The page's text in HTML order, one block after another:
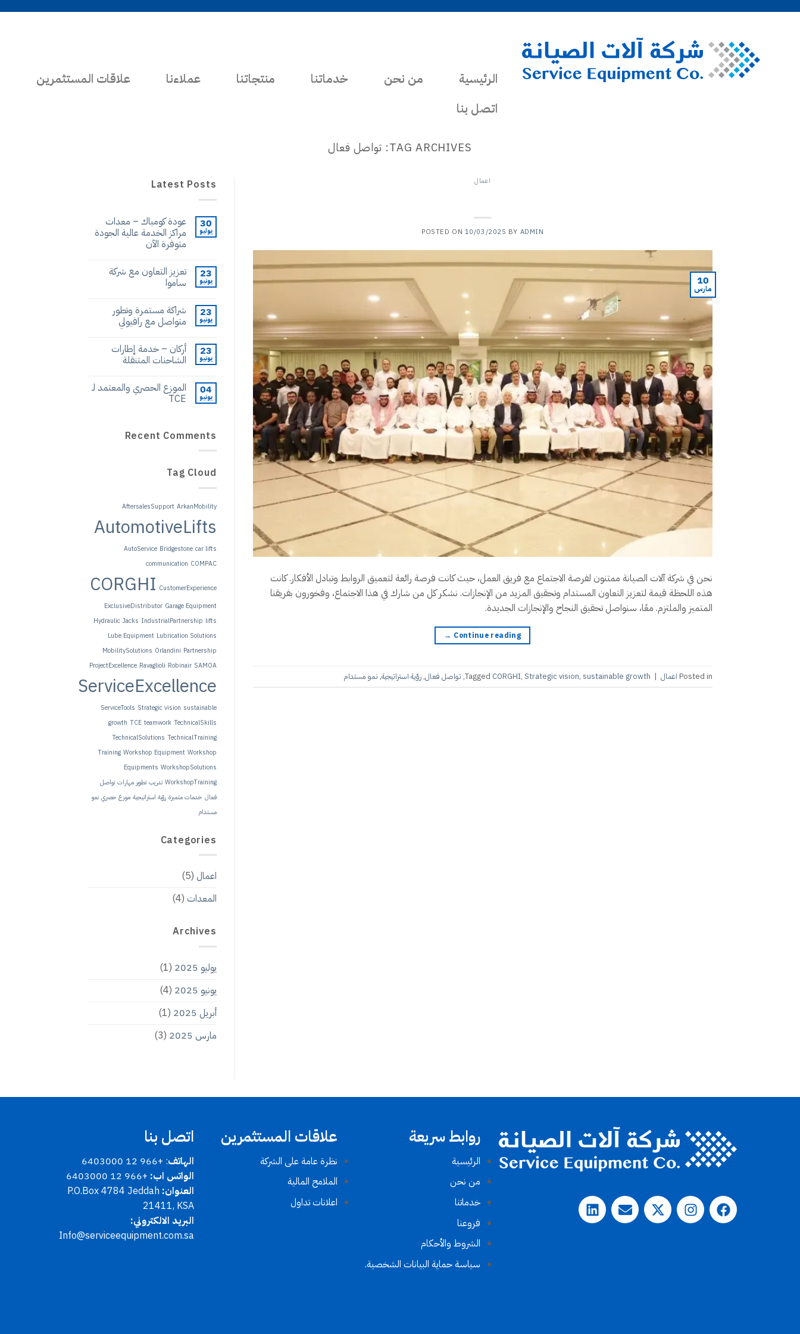
الرئيسية من نحن خدماتنا منتجاتنا عملاءنا
علاقات المستثمرين
اتصل بنا
TAG ARCHIVES: تواصل فعال
اعمال
POSTED ON 10/03/2025 BY ADMIN
10
مارس
نحن في شركة آلات الصيانة ممتنون لفرصة الاجتماع مع فريق العمل، حيث كانت فرصة رائعة لتعميق الروابط وتبادل الأفكار. كانت
هذه اللحظة قيمة لتعزيز التعاون المستدام وتحقيق المزيد من الإنجازات. نشكر كل من شارك في هذا الاجتماع، وفخورون بفريقنا
المتميز والملتزم. معًا، سنواصل تحقيق النجاح والإنجازات الجديدة.
Continue reading
→
Posted in اعمال |
Tagged CORGHI, Strategic vision, sustainable growth
, تواصل فعال, رؤية استراتيجية, نمو مستدام
Latest Posts
30
يوليو
عودة كومباك – معدات
مراكز الخدمة عالية الجودة
متوفرة الآن
23
يونيو
تعزيز التعاون مع شركة
ساموا
23
يونيو
شراكة مستمرة وتطور
متواصل مع رافيولي
23
يونيو
أركان – خدمة إطارات
الشاحنات المتنقلة
04
يونيو
الموزع الحصري والمعتمد لـ
TCE
Recent Comments
Tag Cloud
AftersalesSupport ArkanMobility
AutomotiveLifts
AutoService Bridgestone car lifts
communication COMPAC
CORGHI CustomerExperience
ExclusiveDistributor Garage Equipment
Hydraulic Jacks IndustrialPartnership lifts
Lube Equipment Lubrication Solutions
MobilitySolutions Orlandini Partnership
ProjectExcellence Ravaglioli Robinair SAMOA
ServiceExcellence
ServiceTools Strategic vision sustainable
growth TCE teamwork TechnicalSkills
TechnicalSolutions TechnicalTraining
Training Workshop Equipment Workshop
Equipments WorkshopSolutions
WorkshopTraining تدريب تطوير مهارات تواصل
فعال خدمات متميزة رؤية استراتيجية موزع حصري نمو
مستدام
Categories
اعمال (5)
المعدات (4)
Archives
يوليو 2025
(1)
يونيو 2025
(4)
أبريل 2025
(1)
مارس 2025
(3)
روابط سريعة
الرئيسية
من نحن
خدماتنا
فروعنا
الشروط والأحكام​
سياسة حماية البيانات الشخصية.
علاقات المستثمرين
نظرة عامة على الشركة
الملامح المالية
اعلانات تداول
اتصل بنا
الهاتف: +966 12 6403000
الواتس اب: +966 12 6403000
العنوان: P.O.Box 4784 Jeddah
21411, KSA
البريد الالكتروني:
Info@serviceequipment.com.sa